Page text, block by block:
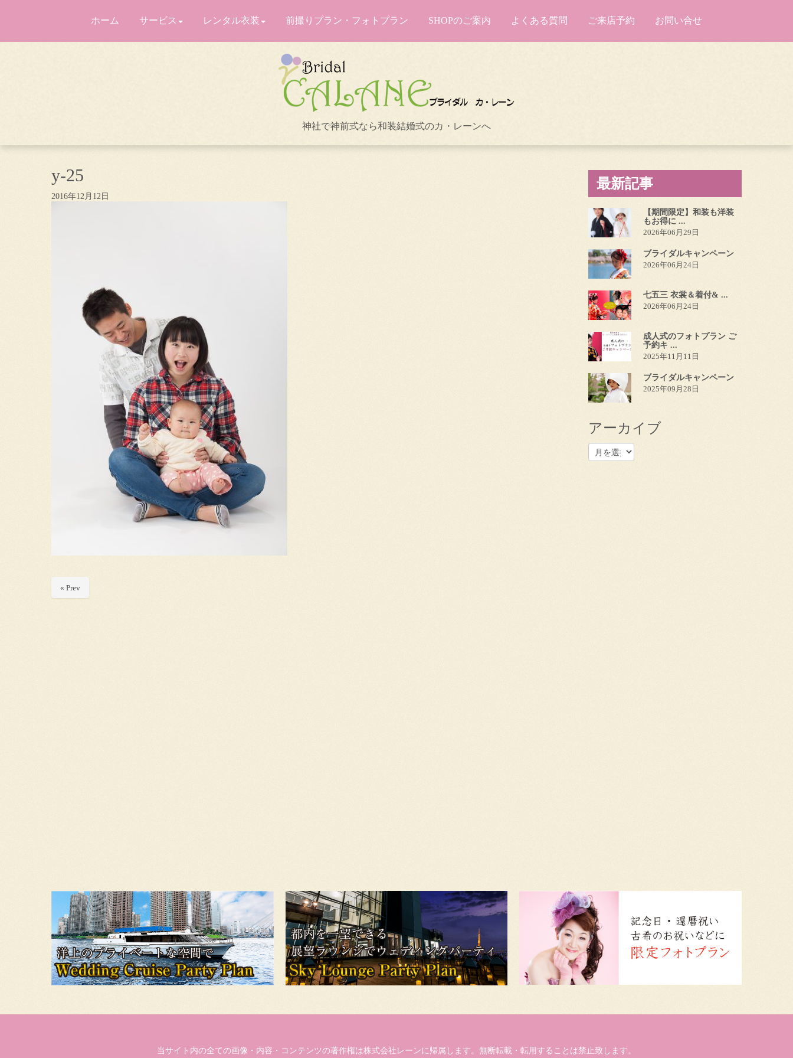
ホーム サービス レンタル衣装 前撮りプラン・フォトプラン SHOPのご案内 よくある質問 ご来店予約 お問い合せ
神社で神前式なら和装結婚式のカ・レーンへ
y-25
2016年12月12日
« Prev
最新記事
【期間限定】和装も洋装
もお得に ...
2026年06月29日
ブライダルキャンペーン
2026年06月24日
七五三 衣裳＆着付& ...
2026年06月24日
成人式のフォトプラン ご
予約キ ...
2025年11月11日
ブライダルキャンペーン
2025年09月28日
アーカイブ
当サイト内の全ての画像・内容・コンテンツの著作権は株式会社レーンに帰属します。無断転載・転用することは禁止致します。